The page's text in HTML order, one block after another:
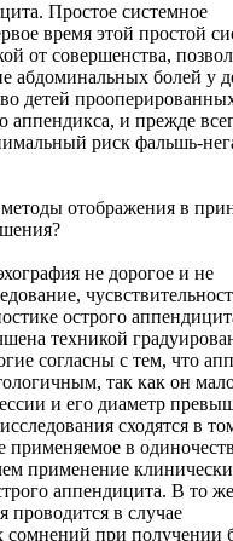
Простое системное
время этой простой
от совершенства,
абдоминальных болей у
детей
аппендикса, и прежде
риск фальшь-
отображения в
не дорогое и не
острого
техникой
согласны с тем, что
так как он
и его диаметр
сходятся в
применяемое в
применение
аппендицита. В то
проводится в случае
сомнений при получении